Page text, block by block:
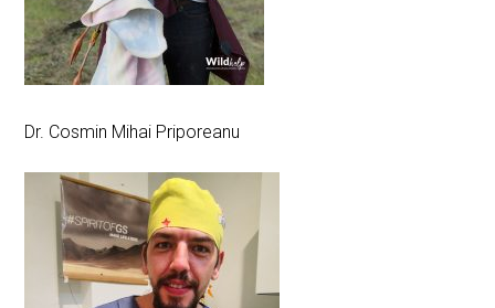
Dr. Cosmin Mihai Priporeanu